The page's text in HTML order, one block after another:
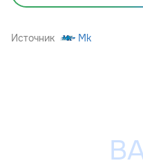
Источник Mk